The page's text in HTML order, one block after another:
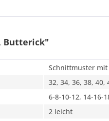
Butterick"
Schnittmuster
32, 34, 36, 38, 40,
6-8-10-12, 14-16-
2 leicht